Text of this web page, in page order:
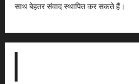
साथ बेहतर संवाद स्थापित कर सकते हैं।